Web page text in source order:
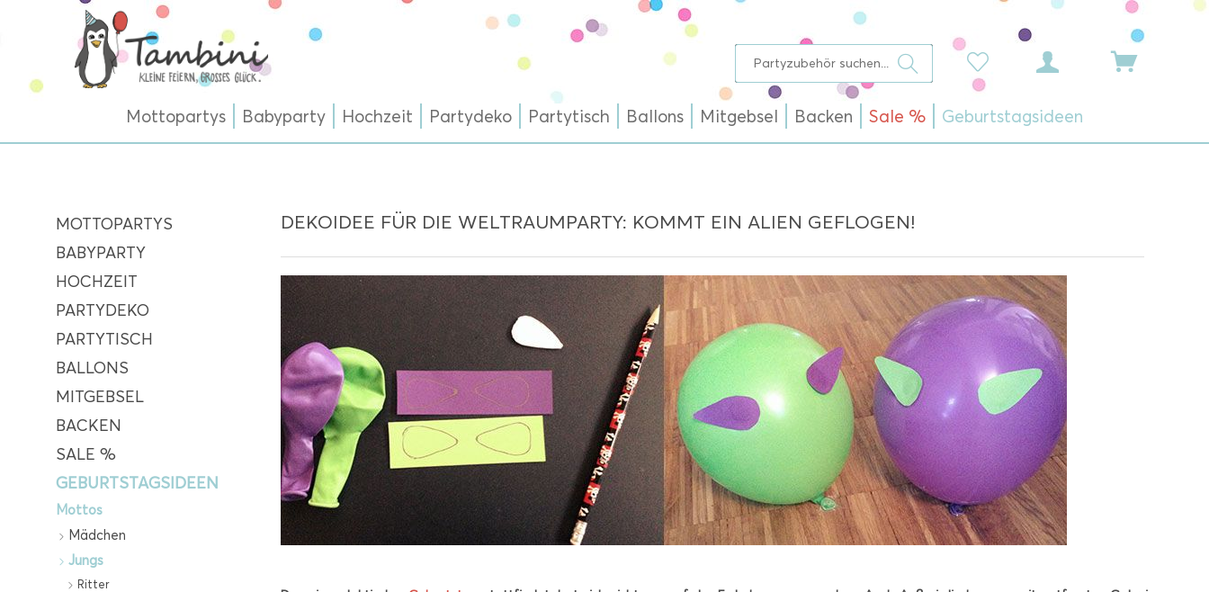
Mottopartys Babyparty Hochzeit Partydeko Partytisch Ballons Mitgebsel Backen Sale % Geburtstagsideen
MOTTOPARTYS
BABYPARTY
HOCHZEIT
PARTYDEKO
PARTYTISCH
BALLONS
MITGEBSEL
BACKEN
SALE %
GEBURTSTAGSIDEEN
Mottos
Mädchen
Jungs
Ritter
DEKOIDEE FÜR DIE WELTRAUMPARTY: KOMMT EIN ALIEN GEFLOGEN!